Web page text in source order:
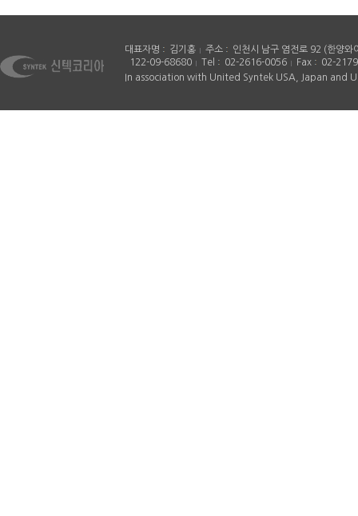
대표자명 김기홍 주소
인천시 남구 염전로 92 (한양와
122-09-68680
Tel 02-2616-0056 Fax
02-
In association with United Syntek USA, Japan and